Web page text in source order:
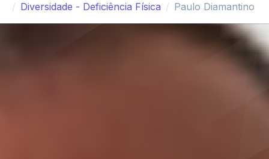
Diversidade - Deficiência Física
Paulo Diamantino